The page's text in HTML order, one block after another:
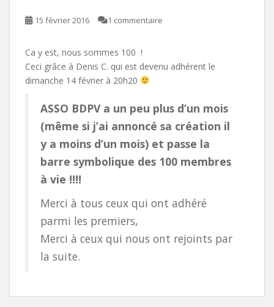
15 février 2016 1 commentaire
Ca y est, nous sommes 100 !
Ceci grâce à Denis C. qui est devenu adhérent le
dimanche 14 février à 20h20
ASSO BDPV a un peu plus d’un mois
(même si j’ai annoncé sa création il
y a moins d’un mois) et passe la
barre symbolique des 100 membres
à vie !!!!
Merci à tous ceux qui ont adhéré
parmi les premiers,
Merci à ceux qui nous ont rejoints par
la suite.